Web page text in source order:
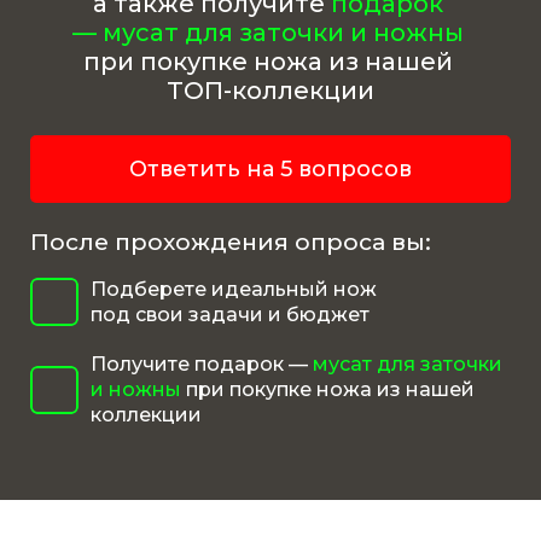
— мусат для заточки и ножны
при покупке ножа из нашей
ТОП-коллекции
Ответить на 5 вопросов
После прохождения опроса вы:
Подберете идеальный нож
под свои задачи и бюджет
Получите подарок — мусат для заточки
и ножны при покупке ножа из нашей
коллекции